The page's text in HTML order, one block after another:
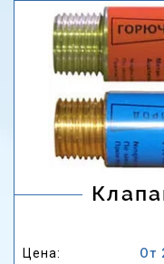
Цена: От